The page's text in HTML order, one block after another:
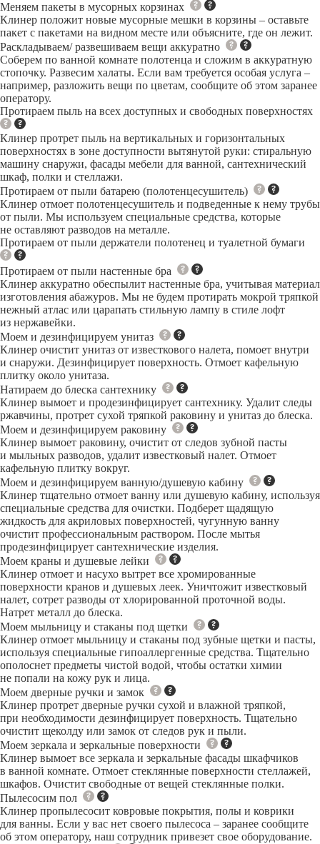
Меняем пакеты в мусорных корзинах
Клинер положит новые мусорные мешки в корзины – оставьте
пакет с пакетами на видном месте или объясните, где он лежит.
Раскладываем/ развешиваем вещи аккуратно
Соберем по ванной комнате полотенца и сложим в аккуратную
стопочку. Развесим халаты. Если вам требуется особая услуга –
например, разложить вещи по цветам, сообщите об этом заранее
оператору.
Протираем пыль на всех доступных и свободных поверхностях
Клинер протрет пыль на вертикальных и горизонтальных
поверхностях в зоне доступности вытянутой руки: стиральную
машину снаружи, фасады мебели для ванной, сантехнический
шкаф, полки и стеллажи.
Протираем от пыли батарею (полотенцесушитель)
Клинер отмоет полотенцесушитель и подведенные к нему трубы
от пыли. Мы используем специальные средства, которые
не оставляют разводов на металле.
Протираем от пыли держатели полотенец и туалетной бумаги
Протираем от пыли настенные бра
Клинер аккуратно обеспылит настенные бра, учитывая материал
изготовления абажуров. Мы не будем протирать мокрой тряпкой
нежный атлас или царапать стильную лампу в стиле лофт
из нержавейки.
Моем и дезинфицируем унитаз
Клинер очистит унитаз от известкового налета, помоет внутри
и снаружи. Дезинфицирует поверхность. Отмоет кафельную
плитку около унитаза.
Натираем до блеска сантехнику
Клинер вымоет и продезинфицирует сантехнику. Удалит следы
ржавчины, протрет сухой тряпкой раковину и унитаз до блеска.
Моем и дезинфицируем раковину
Клинер вымоет раковину, очистит от следов зубной пасты
и мыльных разводов, удалит известковый налет. Отмоет
кафельную плитку вокруг.
Моем и дезинфицируем ванную/душевую кабину
Клинер тщательно отмоет ванну или душевую кабину, используя
специальные средства для очистки. Подберет щадящую
жидкость для акриловых поверхностей, чугунную ванну
очистит профессиональным раствором. После мытья
продезинфицирует сантехнические изделия.
Моем краны и душевые лейки
Клинер отмоет и насухо вытрет все хромированные
поверхности кранов и душевых леек. Уничтожит известковый
налет, сотрет разводы от хлорированной проточной воды.
Натрет металл до блеска.
Моем мыльницу и стаканы под щетки
Клинер отмоет мыльницу и стаканы под зубные щетки и пасты,
используя специальные гипоаллергенные средства. Тщательно
ополоснет предметы чистой водой, чтобы остатки химии
не попали на кожу рук и лица.
Моем дверные ручки и замок
Клинер протрет дверные ручки сухой и влажной тряпкой,
при необходимости дезинфицирует поверхность. Тщательно
очистит щеколду или замок от следов рук и пыли.
Моем зеркала и зеркальные поверхности
Клинер вымоет все зеркала и зеркальные фасады шкафчиков
в ванной комнате. Отмоет стеклянные поверхности стеллажей,
шкафов. Очистит свободные от вещей стеклянные полки.
Пылесосим пол
Клинер пропылесосит ковровые покрытия, полы и коврики
для ванны. Если у вас нет своего пылесоса – заранее сообщите
об этом оператору, наш сотрудник привезет свое оборудование.